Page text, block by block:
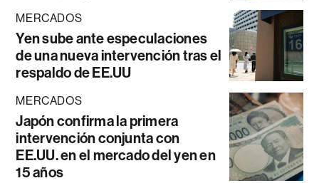
MERCADOS
Yen sube ante especulaciones
de una nueva intervención tras el
respaldo de EE.UU
MERCADOS
Japón confirma la primera
intervención conjunta con
EE.UU. en el mercado del yen en
15 años